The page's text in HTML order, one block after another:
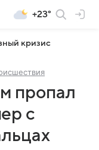
+23°
кризис
пропал
с